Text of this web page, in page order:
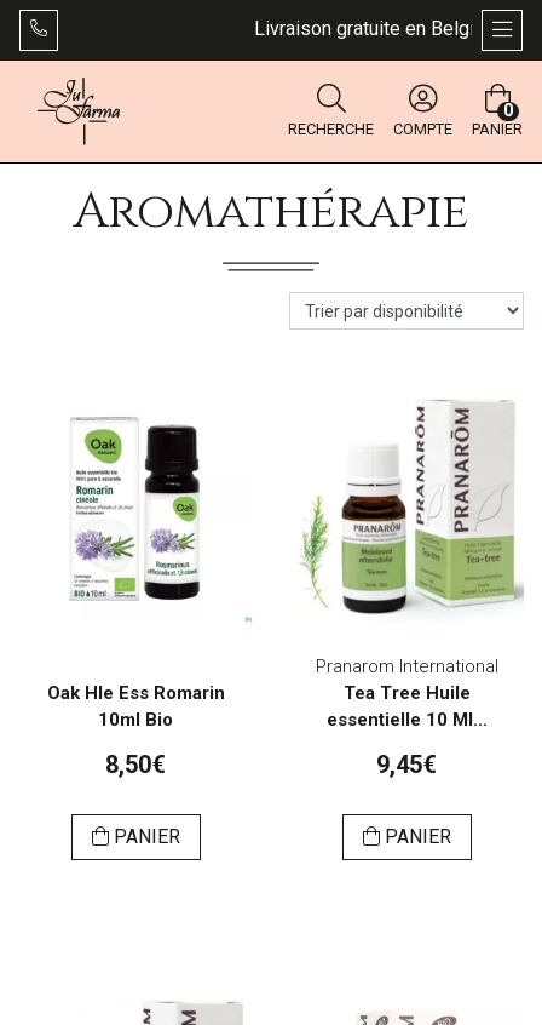
Livraison gratuite en Belgique
RECHERCHE COMPTE PANIER
0
Aromathérapie
Oak Hle Ess Romarin
10ml Bio
8,50€
PANIER
Pranarom International
Tea Tree Huile
essentielle 10 Ml...
9,45€
PANIER